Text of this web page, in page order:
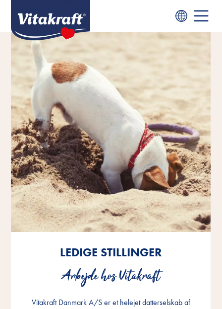
LEDIGE STILLINGER
Arbejde hos Vitakraft
Vitakraft Danmark A/S er et helejet datterselskab af
LEDIGE STILLINGER
Arbejde hos Vitakraft
Vitakraft Danmark A/S er et helejet datterselskab af
LEDIGE STILLINGER
Arbejde hos Vitakraft
Vitakraft Danmark A/S er et helejet datterselskab af